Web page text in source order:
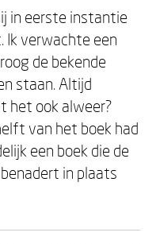
in eerste instantie
Ik verwachte een
de bekende
staan. Altijd
het ook alweer?
van het boek had
een boek die de
in plaats